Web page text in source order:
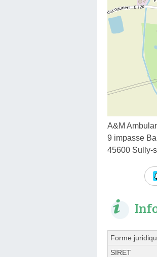
A&M
9 impasse
45600 Sully-
Forme
SIRET